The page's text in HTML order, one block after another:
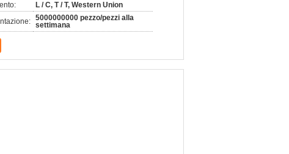
L / C, T / T, Western Union
5000000000 pezzo/pezzi alla
settimana